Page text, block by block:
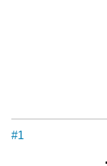
#1